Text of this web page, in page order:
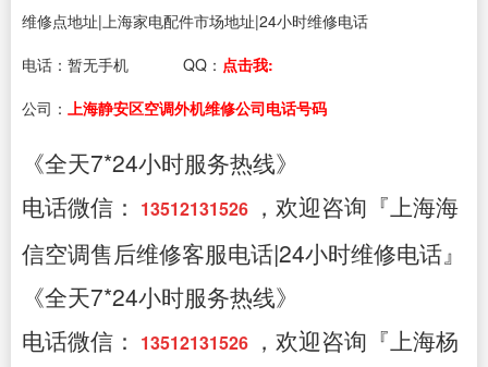
维修点地址|上海家电配件市场地址|24小时维修电话
电话： 暂无手机 QQ： 点击我:
公司： 上海静安区空调外机维修公司电话号码
《全天7*24小时服务热线》
电话微信：
13512131526 ，欢迎咨询『上海海
信空调售后维修客服电话|24小时维修电话』
《全天7*24小时服务热线》
电话微信：
13512131526 ，欢迎咨询『上海杨